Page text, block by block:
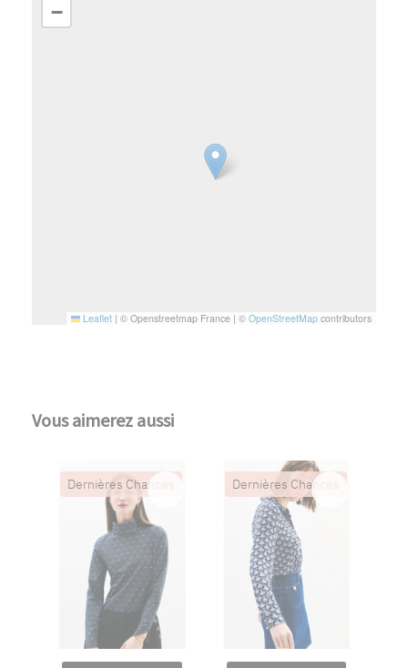
−
Leaflet | © Openstreetmap France | © OpenStreetMap contributors
Vous aimerez aussi
Dernières Chances Dernières Chances